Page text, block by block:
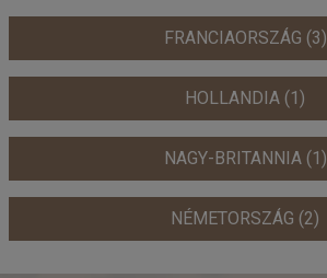
FRANCIAORSZÁG (3)
HOLLANDIA (1)
NAGY-BRITANNIA (1)
NÉMETORSZÁG (2)